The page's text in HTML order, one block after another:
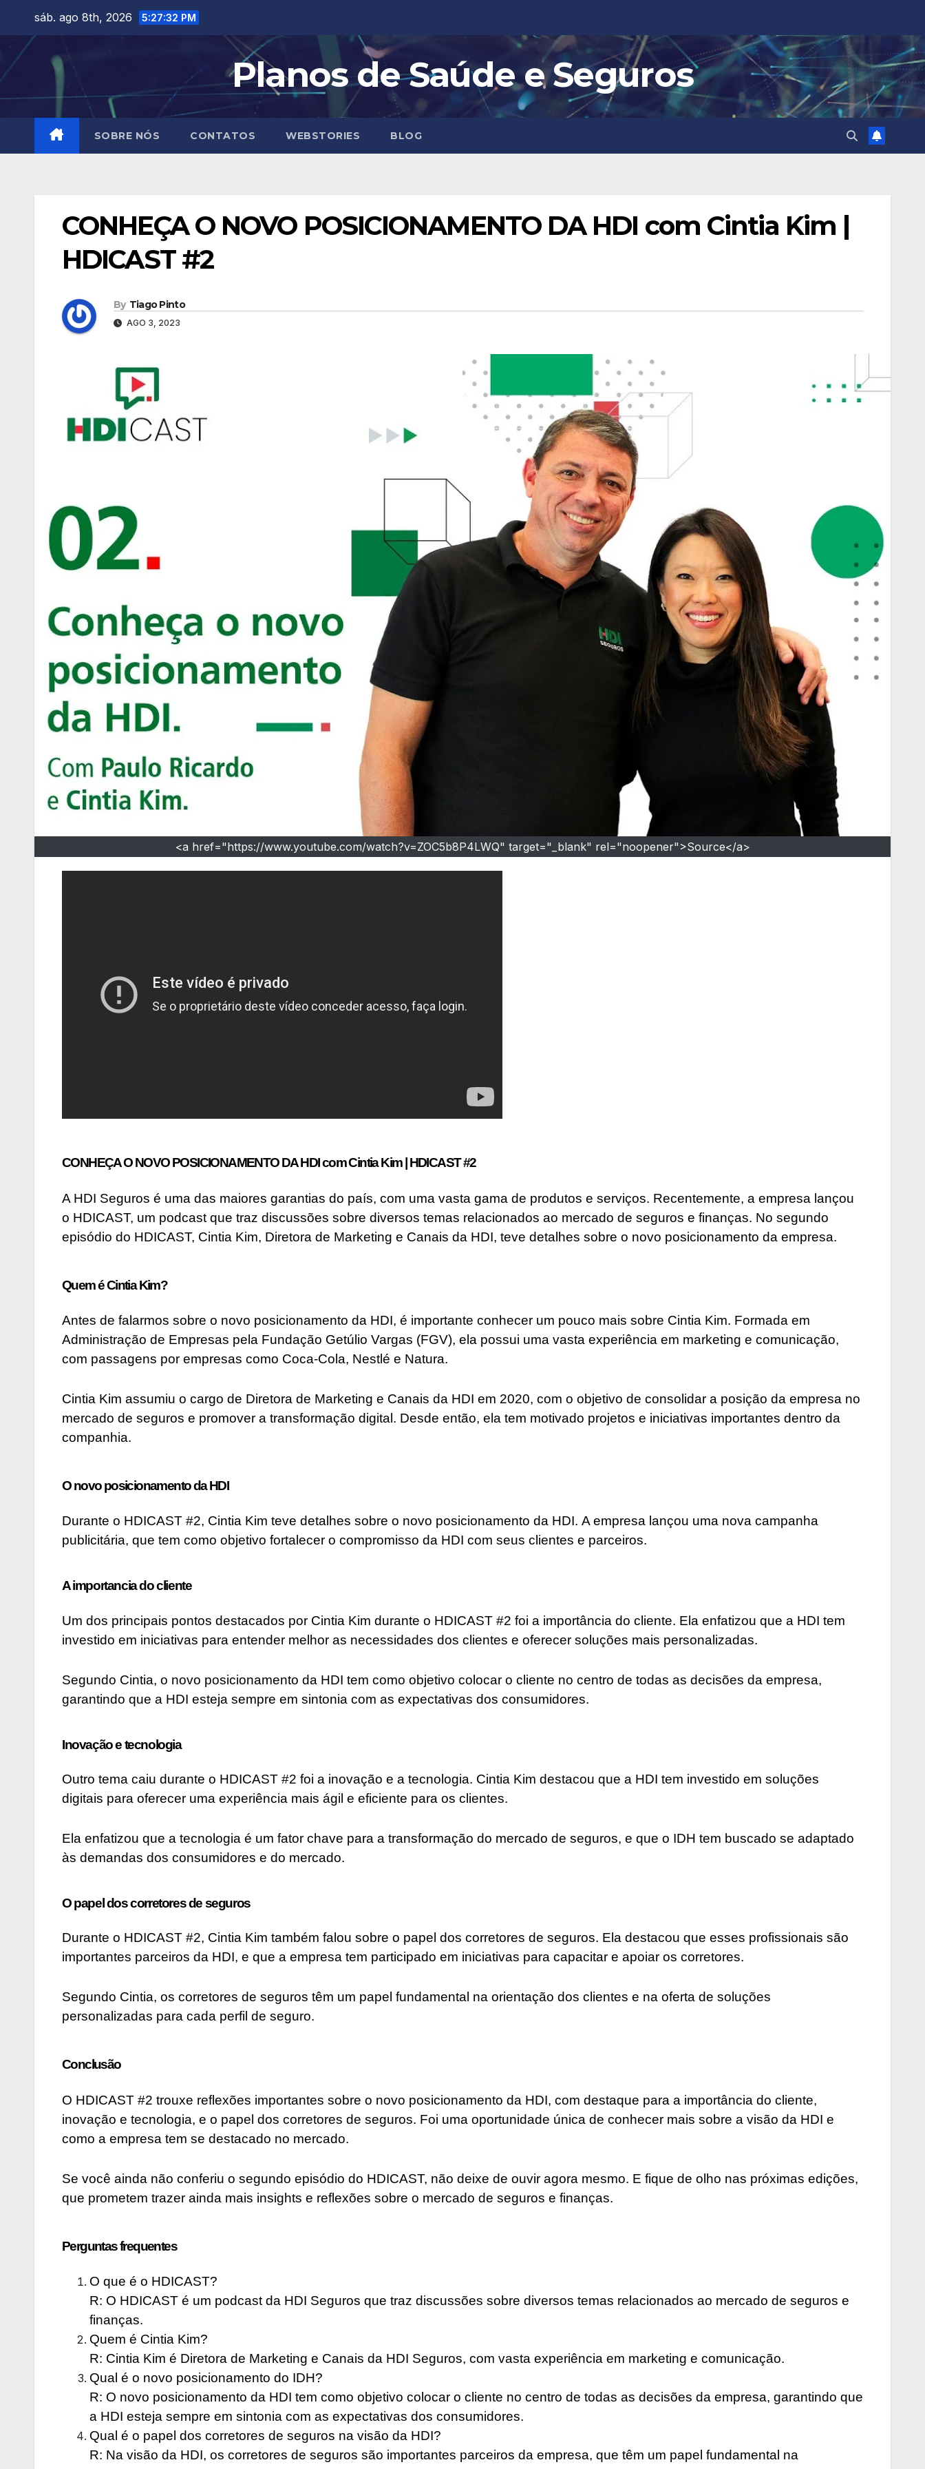
content
sáb. ago 8th, 2026 5:27:33 PM
Planos de Saúde e Seguros
SOBRE NÓS CONTATOS WEBSTORIES BLOG
CONHEÇA O NOVO POSICIONAMENTO DA HDI com Cintia Kim |
HDICAST #2
By Tiago Pinto
AGO 3, 2023
<a href="https://www.youtube.com/watch?v=ZOC5b8P4LWQ" target="_blank" rel="noopener">Source</a>
CONHEÇA O NOVO POSICIONAMENTO DA HDI com Cintia Kim | HDICAST #2
A HDI Seguros é uma das maiores garantias do país, com uma vasta gama de produtos e serviços. Recentemente, a empresa lançou
o HDICAST, um podcast que traz discussões sobre diversos temas relacionados ao mercado de seguros e finanças. No segundo
episódio do HDICAST, Cintia Kim, Diretora de Marketing e Canais da HDI, teve detalhes sobre o novo posicionamento da empresa.
Quem é Cintia Kim?
Antes de falarmos sobre o novo posicionamento da HDI, é importante conhecer um pouco mais sobre Cintia Kim. Formada em
Administração de Empresas pela Fundação Getúlio Vargas (FGV), ela possui uma vasta experiência em marketing e comunicação,
com passagens por empresas como Coca-Cola, Nestlé e Natura.
Cintia Kim assumiu o cargo de Diretora de Marketing e Canais da HDI em 2020, com o objetivo de consolidar a posição da empresa no
mercado de seguros e promover a transformação digital. Desde então, ela tem motivado projetos e iniciativas importantes dentro da
companhia.
O novo posicionamento da HDI
Durante o HDICAST #2, Cintia Kim teve detalhes sobre o novo posicionamento da HDI. A empresa lançou uma nova campanha
publicitária, que tem como objetivo fortalecer o compromisso da HDI com seus clientes e parceiros.
A importancia do cliente
Um dos principais pontos destacados por Cintia Kim durante o HDICAST #2 foi a importância do cliente. Ela enfatizou que a HDI tem
investido em iniciativas para entender melhor as necessidades dos clientes e oferecer soluções mais personalizadas.
Segundo Cintia, o novo posicionamento da HDI tem como objetivo colocar o cliente no centro de todas as decisões da empresa,
garantindo que a HDI esteja sempre em sintonia com as expectativas dos consumidores.
Inovação e tecnologia
Outro tema caiu durante o HDICAST #2 foi a inovação e a tecnologia. Cintia Kim destacou que a HDI tem investido em soluções
digitais para oferecer uma experiência mais ágil e eficiente para os clientes.
Ela enfatizou que a tecnologia é um fator chave para a transformação do mercado de seguros, e que o IDH tem buscado se adaptado
às demandas dos consumidores e do mercado.
O papel dos corretores de seguros
Durante o HDICAST #2, Cintia Kim também falou sobre o papel dos corretores de seguros. Ela destacou que esses profissionais são
importantes parceiros da HDI, e que a empresa tem participado em iniciativas para capacitar e apoiar os corretores.
Segundo Cintia, os corretores de seguros têm um papel fundamental na orientação dos clientes e na oferta de soluções
personalizadas para cada perfil de seguro.
Conclusão
O HDICAST #2 trouxe reflexões importantes sobre o novo posicionamento da HDI, com destaque para a importância do cliente,
inovação e tecnologia, e o papel dos corretores de seguros. Foi uma oportunidade única de conhecer mais sobre a visão da HDI e
como a empresa tem se destacado no mercado.
Se você ainda não conferiu o segundo episódio do HDICAST, não deixe de ouvir agora mesmo. E fique de olho nas próximas edições,
que prometem trazer ainda mais insights e reflexões sobre o mercado de seguros e finanças.
Perguntas frequentes
O que é o HDICAST?
R: O HDICAST é um podcast da HDI Seguros que traz discussões sobre diversos temas relacionados ao mercado de seguros e
finanças.
Quem é Cintia Kim?
R: Cintia Kim é Diretora de Marketing e Canais da HDI Seguros, com vasta experiência em marketing e comunicação.
Qual é o novo posicionamento do IDH?
R: O novo posicionamento da HDI tem como objetivo colocar o cliente no centro de todas as decisões da empresa, garantindo que
a HDI esteja sempre em sintonia com as expectativas dos consumidores.
Qual é o papel dos corretores de seguros na visão da HDI?
R: Na visão da HDI, os corretores de seguros são importantes parceiros da empresa, que têm um papel fundamental na